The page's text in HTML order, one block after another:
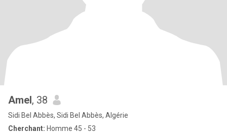
Amel, 38
Sidi Bel Abbès, Sidi Bel Abbès, Algérie
Cherchant: Homme 45 - 53